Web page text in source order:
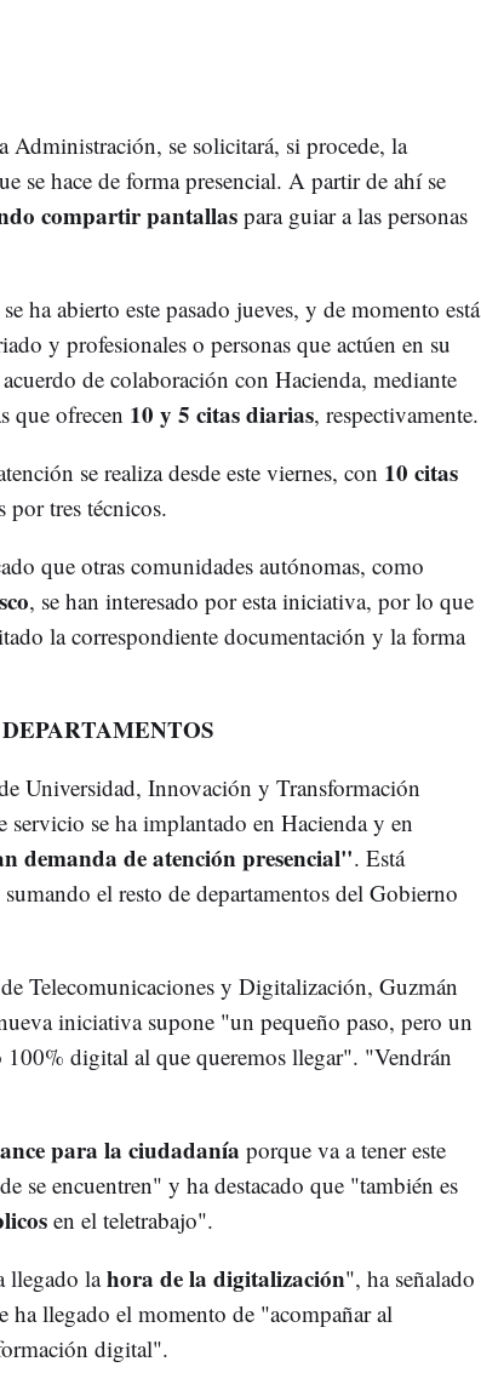
Administración, se solicitará, si procede, la
se hace de forma presencial. A partir de ahí se
compartir pantallaspara guiar a las personas
ha abierto este pasado jueves, y de momento está
y profesionales o personas que actúen en su
de colaboración con Hacienda, mediante
que ofrecen 10 y 5 citas diarias, respectivamente.
se realiza desde este viernes, con 10 citas
tres técnicos.
que otras comunidades autónomas, como
, se han interesado por esta iniciativa, por lo que
la correspondiente documentación y la forma
Universidad, Innovación y Transformación
se ha implantado en Hacienda y en
demanda de atención presencial". Está
el resto de departamentos del Gobierno
Telecomunicaciones y Digitalización, Guzmán
iniciativa supone "un pequeño paso, pero un
digital al que queremos llegar". "Vendrán
para la ciudadanía porque va a tener este
se encuentren" y ha destacado que "también es
en el teletrabajo".
llegado lahora de la digitalización", ha señalado
ha llegado el momento de "acompañar al
digital".